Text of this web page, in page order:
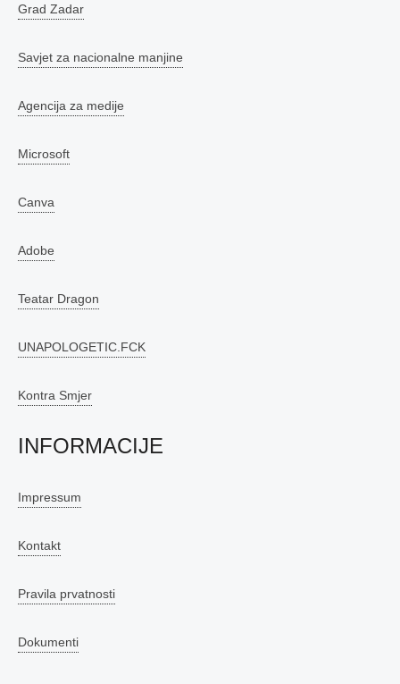
Grad Zadar
Savjet za nacionalne manjine
Agencija za medije
Microsoft
Canva
Adobe
Teatar Dragon
UNAPOLOGETIC.FCK
Kontra Smjer
INFORMACIJE
Impressum
Kontakt
Pravila prvatnosti
Dokumenti